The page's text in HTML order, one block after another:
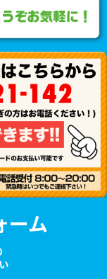
ーム